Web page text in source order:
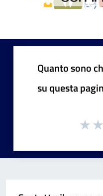
Quanto sono
su questa